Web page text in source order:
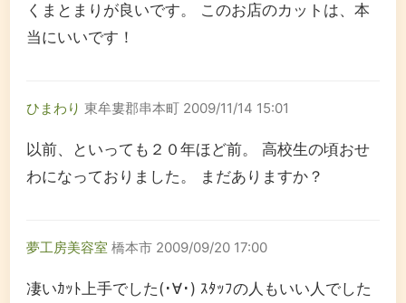
くまとまりが良いです。 このお店のカットは、本
当にいいです！
ひまわり 東牟婁郡串本町 2009/11/14 15:01
以前、といっても２０年ほど前。 高校生の頃おせ
わになっておりました。 まだありますか？
夢工房美容室 橋本市 2009/09/20 17:00
凄いｶｯﾄ上手でした(･∀･) ｽﾀｯﾌの人もいい人でした